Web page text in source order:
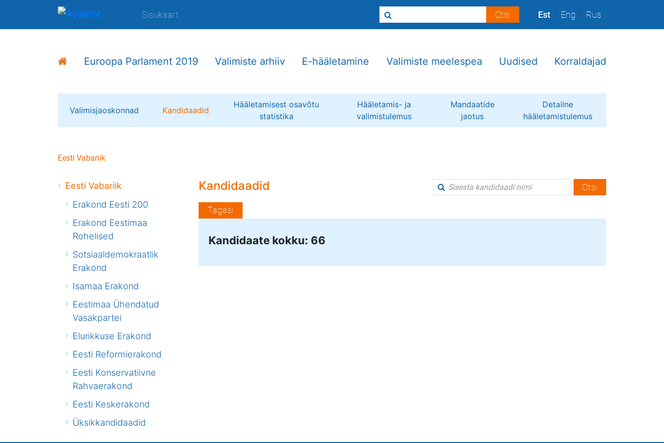
Sisukaart Est Eng Rus
Euroopa Parlament 2019 Valimiste arhiiv E-hääletamine Valimiste meelespea Uudised Korraldajad
Valimisjaoskonnad Kandidaadid
Hääletamisest osavõtu
statistika
Hääletamis- ja
valimistulemus
Mandaatide
jaotus
Detailne
hääletamistulemus
Eesti Vabariik
Eesti Vabariik
Erakond Eesti 200
Erakond Eestimaa
Rohelised
Sotsiaaldemokraatlik
Erakond
Isamaa Erakond
Eestimaa Ühendatud
Vasakpartei
Elurikkuse Erakond
Eesti Reformierakond
Eesti Konservatiivne
Rahvaerakond
Eesti Keskerakond
Üksikkandidaadid
Kandidaadid Otsi
Tagasi
Kandidaate kokku: 66